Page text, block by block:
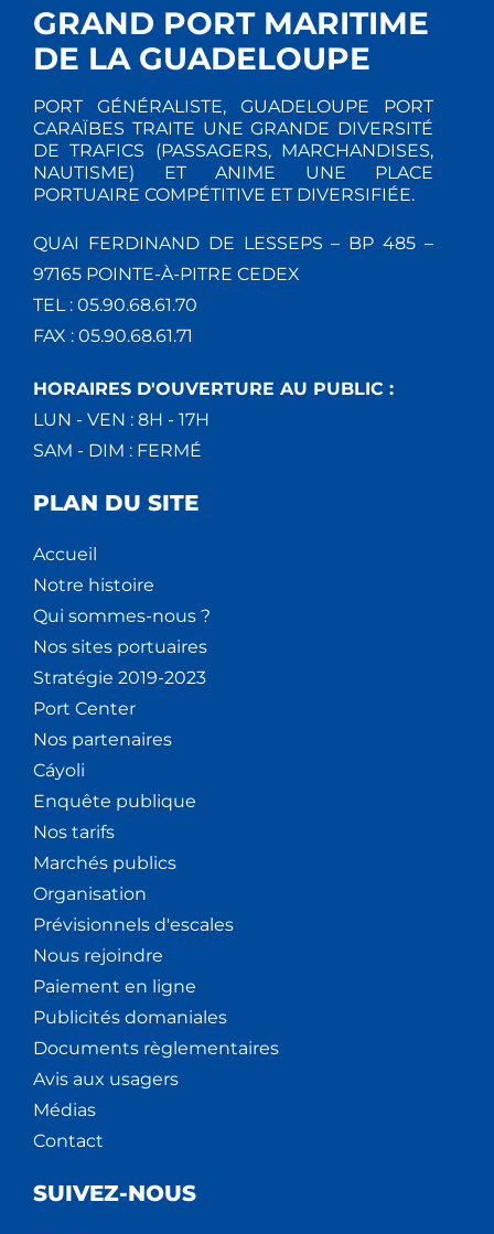
GRAND PORT MARITIME
DE LA GUADELOUPE
PORT GÉNÉRALISTE, GUADELOUPE PORT
CARAÏBES TRAITE UNE GRANDE DIVERSITÉ
DE TRAFICS (PASSAGERS, MARCHANDISES,
NAUTISME) ET ANIME UNE PLACE
PORTUAIRE COMPÉTITIVE ET DIVERSIFIÉE.
QUAI FERDINAND DE LESSEPS – BP 485 –
97165 POINTE-À-PITRE CEDEX
TEL : 05.90.68.61.70
FAX : 05.90.68.61.71
HORAIRES D'OUVERTURE AU PUBLIC :
LUN - VEN : 8H - 17H
SAM - DIM : FERMÉ
PLAN DU SITE
Accueil
Notre histoire
Qui sommes-nous ?
Nos sites portuaires
Stratégie 2019-2023
Port Center
Nos partenaires
Cáyoli
Enquête publique
Nos tarifs
Marchés publics
Organisation
Prévisionnels d'escales
Nous rejoindre
Paiement en ligne
Publicités domaniales
Documents règlementaires
Avis aux usagers
Médias
Contact
SUIVEZ-NOUS